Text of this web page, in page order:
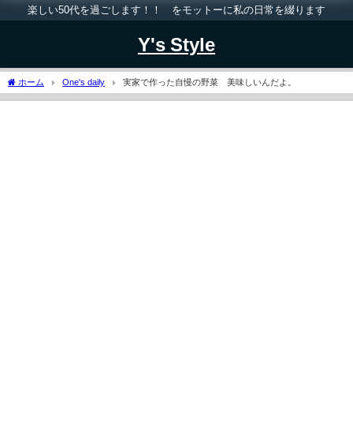
楽しい50代を過ごします！！ をモットーに私の日常を綴ります
Y's Style
ホーム One's daily 実家で作った自慢の野菜 美味しいんだよ。